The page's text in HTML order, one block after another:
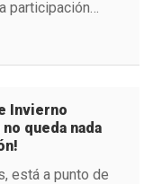
participación…
Invierno
queda nada
está a punto de